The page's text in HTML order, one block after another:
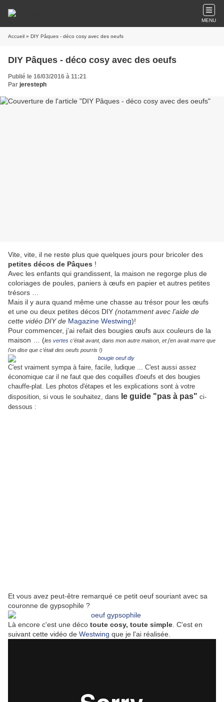
MENU
Accueil » DIY Pâques - déco cosy avec des oeufs
DIY Pâques - déco cosy avec des oeufs
Publié le 16/03/2016 à 11:21
Par jeresteph
Vite, vite, il ne reste plus que quelques jours pour bricoler des
petites décos de Pâques !
Avec les enfants qui grandissent, la maison ne regorge plus de
coloriages de poules, paniers à œufs en papier et autres petites
trésors …
Mais il y aura quand même une chasse au trésor pour les œufs
et une ou deux petites décos DIY (notamment avec l'aide de
cette vidéo DIY de Magazine Westwing)!
Pour commencer, j’ai refait des bougies œufs aux couleurs de la
maison … (les vertes c’était avant, dans mon autre maison, et j’en avait marre que
l'on dise que c’était des oeufs pourris !)
C'est vraiment sympa à faire, facile, ludique ... C'est aussi assez
économique car il ne faut que des coquilles d'oeufs et des bougies
chauffe-plat. Les photos d'étapes et les explications sont à votre
disposition, si vous le souhaitez, dans le guide "pas à pas" ci-
dessous :
Et vous avez peut-être remarqué ce petit oeuf souriant avec sa
couronne de gypsophile ?
Là encore c'est une déco toute cosy, toute simple . C'est en
suivant cette vidéo de Westwing que je l'ai réalisée.